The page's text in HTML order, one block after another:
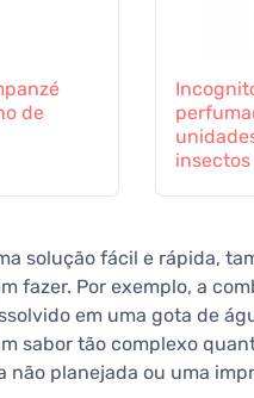
de
solução fácil e rápida,
fazer. Por exemplo, a
em uma gota de
sabor tão complexo
não planejada ou uma